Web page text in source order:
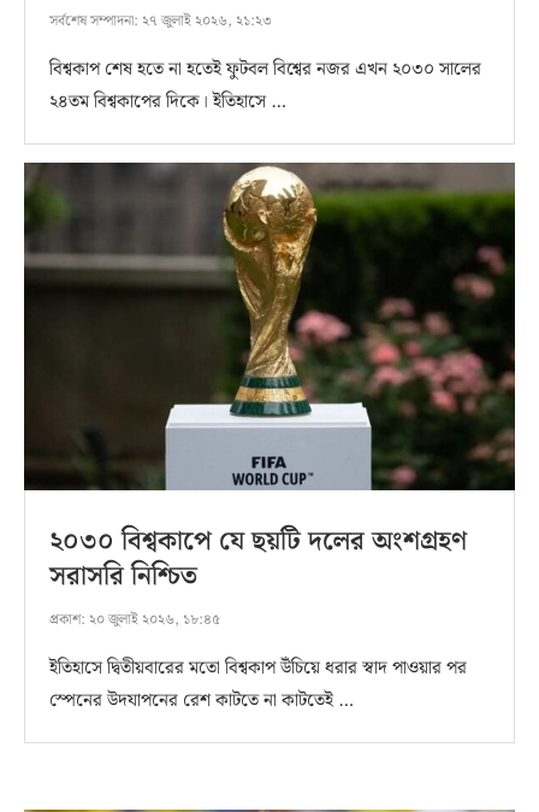
সর্বশেষ সম্পাদনা: ২৭ জুলাই ২০২৬, ২১:২৩
বিশ্বকাপ শেষ হতে না হতেই ফুটবল বিশ্বের নজর এখন ২০৩০ সালের
২৪তম বিশ্বকাপের দিকে। ইতিহাসে …
২০৩০ বিশ্বকাপে যে ছয়টি দলের অংশগ্রহণ
সরাসরি নিশ্চিত
প্রকাশ: ২০ জুলাই ২০২৬, ১৮:৪৫
ইতিহাসে দ্বিতীয়বারের মতো বিশ্বকাপ উঁচিয়ে ধরার স্বাদ পাওয়ার পর
স্পেনের উদযাপনের রেশ কাটতে না কাটতেই …